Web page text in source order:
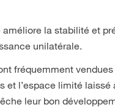
améliore la stabilité et
unilatérale.
fréquemment
et l’espace limité laissé
leur bon